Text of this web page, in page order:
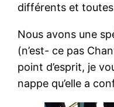
différents et
Nous avons une
(n’est- ce pas
point d’esprit, je
nappe qu’elle a